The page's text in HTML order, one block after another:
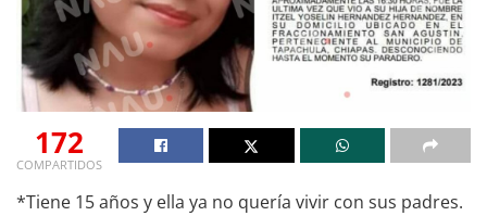
172
COMPARTIDOS
*Tiene 15 años y ella ya no quería vivir con sus padres.